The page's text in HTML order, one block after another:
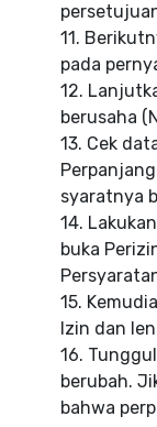
11.
pada
12.
berusaha
13. Cek
syaratnya
14.
buka
15.
Izin dan
16.
berubah.
bahwa